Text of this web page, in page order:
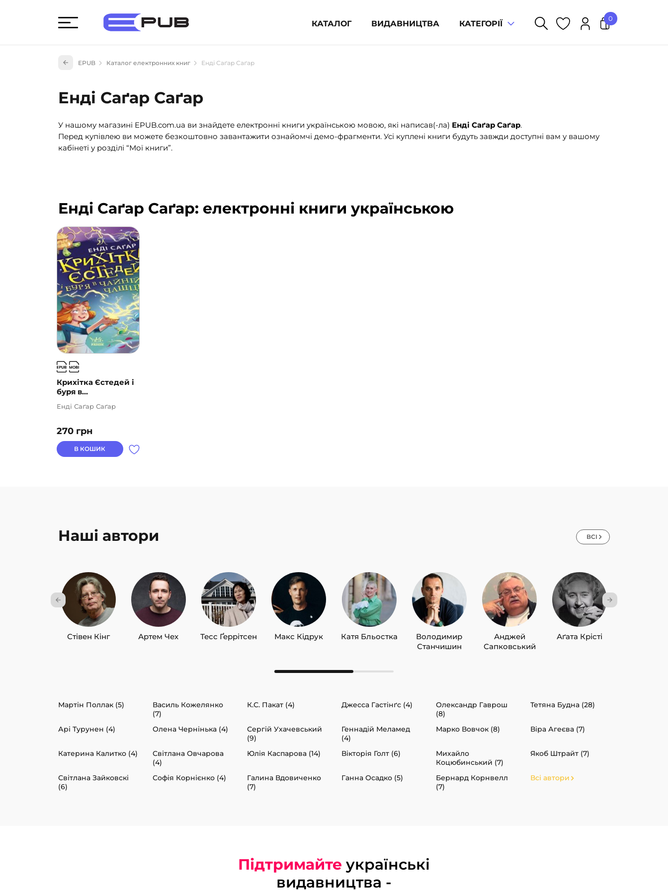
КАТАЛОГ ВИДАВНИЦТВА КАТЕГОРІЇ
Художня література (1854)
(527)
0
У кошику немає товарів.
EPUB Каталог електронних книг Енді Саґар Саґар
Енді Саґар Саґар
У нашому магазині EPUB.com.ua ви знайдете електронні книги українською мовою, які написав(-ла) Енді Саґар Саґар.
Перед купівлею ви можете безкоштовно завантажити ознайомчі демо-фрагменти. Усі куплені книги будуть завжди доступні вам у вашому
кабінеті у розділі “Мої книги”.
Енді Саґар Саґар: електронні книги українською
Крихітка Єстедей і
буря в...
270 грн
Енді Саґар Саґар
В КОШИК
Наші автори ВСІ
Стівен Кінг Артем Чех Тесс Ґеррітсен Макс Кідрук Катя Бльостка
Володимир
Станчишин
Анджей
Сапковський
Аґата Крісті
Мартін Поллак (5)
Василь Кожелянко
(7)
К.С. Пакат (4) Джесса Гастінґс (4)
Олександр Гаврош
(8)
Тетяна Будна (28)
Арі Турунен (4) Олена Чернінька (4)
Сергій Ухачевський
(9)
Геннадій Меламед
(4)
Марко Вовчок (8) Віра Агеєва (7)
Катерина Калитко (4)
Світлана Овчарова
(4)
Юлія Каспарова (14) Вікторія Голт (6)
Михайло
Коцюбинський (7)
Якоб Штрайт (7)
Світлана Зайковскі
(6)
Софія Корнієнко (4)
Галина Вдовиченко
(7)
Ганна Осадко (5)
Бернард Корнвелл
(7)
Всі автори
Підтримайте українські
видавництва -